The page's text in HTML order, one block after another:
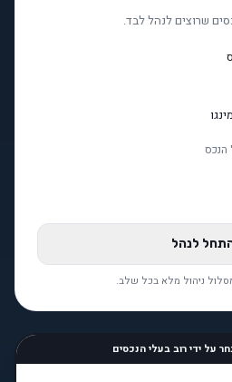
שרוצים לנהל לבד.
הנכס
לנהל
ניהול מלא בכל שלב.
על ידי רוב בעלי הנכסים